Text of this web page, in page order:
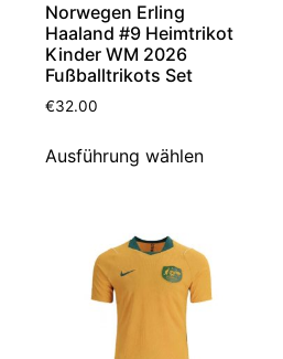
Norwegen Erling
Haaland #9 Heimtrikot
Kinder WM 2026
Fußballtrikots Set
€32.00
Ausführung wählen